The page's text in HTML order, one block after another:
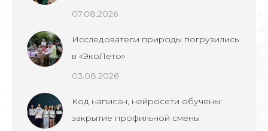
07.08.2026
Исследователи природы погрузились
в «ЭкоЛето»
03.08.2026
Код написан, нейросети обучены:
закрытие профильной смены